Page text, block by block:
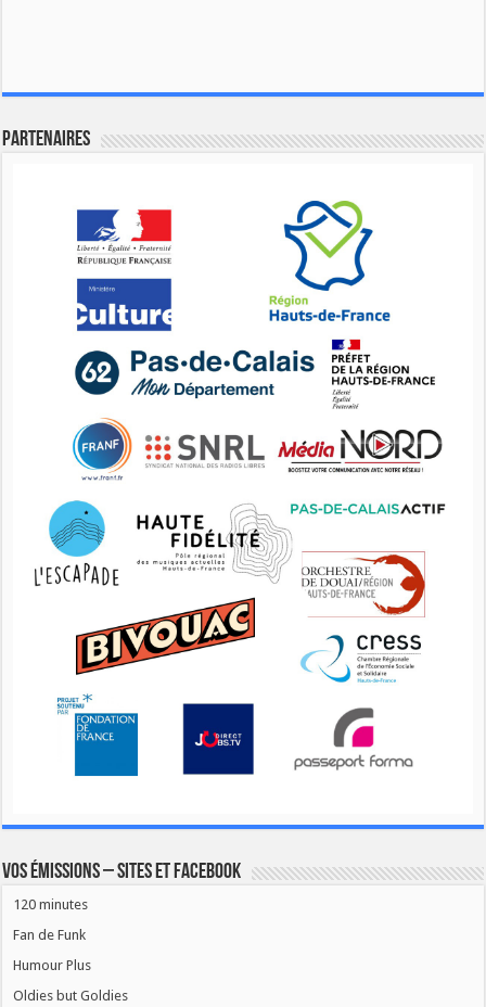
Partenaires
Vos émissions – Sites et Facebook
120 minutes
Fan de Funk
Humour Plus
Oldies but Goldies